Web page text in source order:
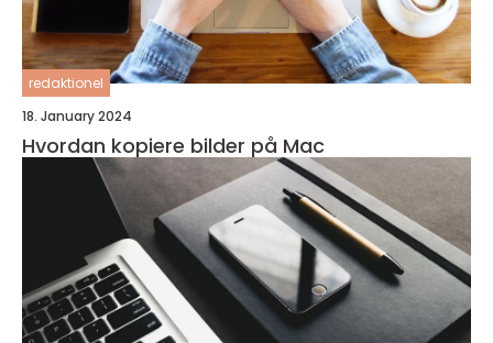
redaktionel
18. January 2024
Hvordan kopiere bilder på Mac